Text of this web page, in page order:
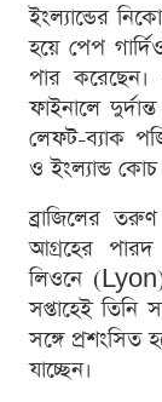
ইংল্যান্ডের
হয়ে পেপ
পার করেছেন।
ফাইনালে
লেফট-ব্যাক
ও ইংল্যান্ড
ব্রাজিলের
আগ্রহের
লিওনে
সপ্তাহেই তিনি
সঙ্গে প্রশংসিত
যাচ্ছেন।